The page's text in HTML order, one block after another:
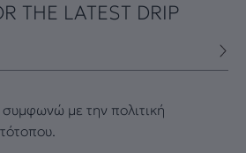
THE LATEST DRIP
με την πολιτική